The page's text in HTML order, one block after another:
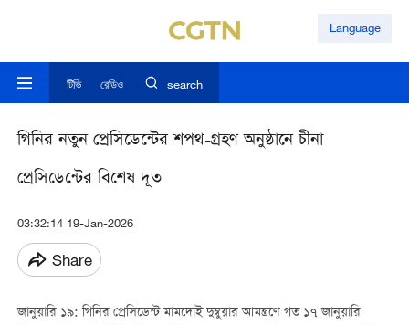
Language
টিভি রেডিও search
গিনির নতুন প্রেসিডেন্টের শপথ-গ্রহণ অনুষ্ঠানে চীনা
প্রেসিডেন্টের বিশেষ দূত
03:32:14 19-Jan-2026
Share
জানুয়ারি ১৯: গিনির প্রেসিডেন্ট মামদোই দুম্বুয়ার আমন্ত্রণে গত ১৭ জানুয়ারি